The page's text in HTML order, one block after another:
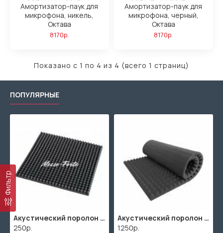
Фильтр
Амортизатор-паук для
микрофона, никель,
Октава
8170р.
Амортизатор-паук для
микрофона, черный,
Октава
8170р.
Показано с 1 по 4 из 4 (всего 1 страниц)
ПОПУЛЯРНЫЕ
Акустический поролон "Пирамида" / 480x480х30мм / Темно-серый
250р.
Акустический поролон "Пирамида" / 2000х1000мм
1250р.